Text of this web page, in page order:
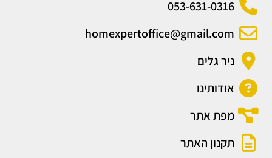
053-631-0316
homexpertoffice@gmail.com
ניר גלים
אודותינו
מפת אתר
תקנון האתר